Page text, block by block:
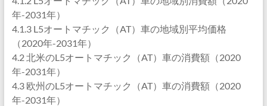
年-2031年）
4.1.3 L5オートマチック（AT）車の地域別平均価格
（2020年-2031年）
4.2 北米のL5オートマチック（AT）車の消費額（2020
年-2031年）
4.3 欧州のL5オートマチック（AT）車の消費額（2020
年-2031年）